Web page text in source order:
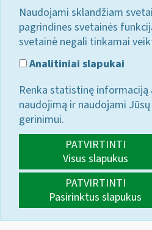
Naudojami sklandžiam
pagrindines svetainės
svetainė negali tinkamai
Analitiniai slapukai
Renka statistinę informaciją
naudojimą ir naudojami
gerinimui.
PATVIRTINTI
Visus slapukus
PATVIRTINTI
Pasirinktus slapukus